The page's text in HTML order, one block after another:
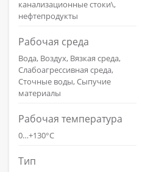
канализационные стоки\,
нефтепродукты
Рабочая среда
Вода, Воздух, Вязкая среда,
Слабоагрессивная среда,
Сточные воды, Сыпучие
материалы
Рабочая температура
0…+130°С
Тип